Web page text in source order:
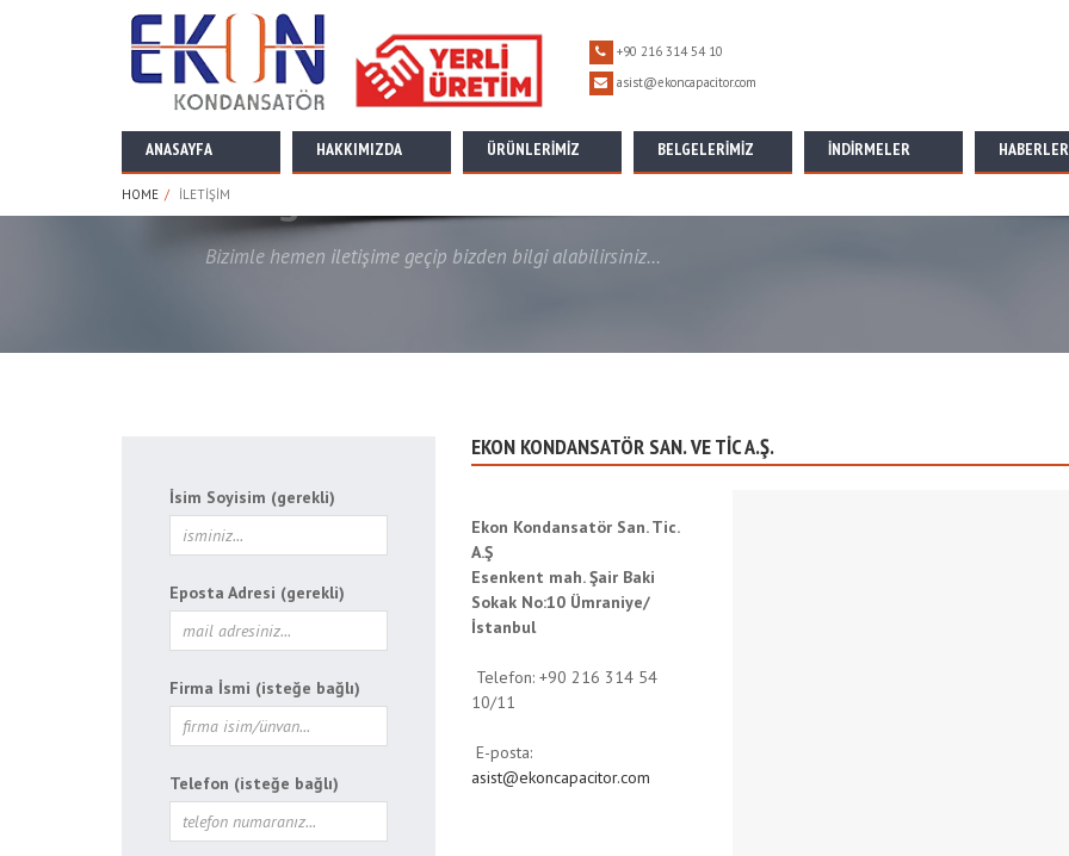
+90 216 314 54 10
asist@ekoncapacitor.com
ANASAYFA HAKKIMIZDA ÜRÜNLERIMIZ BELGELERIMIZ İNDİRMELER HABERLER
HOME İLETIŞIM
İletişim
Bizimle hemen iletişime geçip bizden bilgi alabilirsiniz...
İsim Soyisim (gerekli)
Eposta Adresi (gerekli)
Firma İsmi (isteğe bağlı)
Telefon (isteğe bağlı)
EKON KONDANSATÖR SAN. VE TİC A.Ş.
Ekon Kondansatör San. Tic.
A.Ş
Esenkent mah. Şair Baki
Sokak No:10 Ümraniye/
İstanbul
Telefon: +90 216 314 54
10/11
E-posta:
asist@ekoncapacitor.com